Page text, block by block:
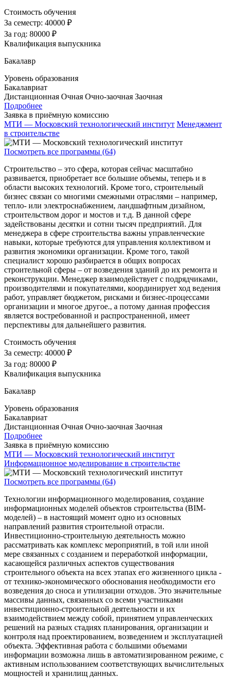
Стоимость обучения
За семестр: 40000 ₽
За год: 80000 ₽
Квалификация выпускника
Бакалавр
Уровень образования
Бакалавриат
Дистанционная Очная Очно-заочная Заочная
Подробнее
Заявка в приёмную комиссию
МТИ — Московский технологический институт Менеджмент
в строительстве
Посмотреть все программы (64)
Строительство – это сфера, которая сейчас масштабно
развивается, приобретает все большие объемы, теперь и в
области высоких технологий. Кроме того, строительный
бизнес связан со многими смежными отраслями – например,
тепло- или электроснабжением, ландшафтным дизайном,
строительством дорог и мостов и т.д. В данной сфере
задействованы десятки и сотни тысяч предприятий. Для
менеджера в сфере строительства важны управленческие
навыки, которые требуются для управления коллективом и
развития экономики организации. Кроме того, такой
специалист хорошо разбирается в общих вопросах
строительной сферы – от возведения зданий до их ремонта и
реконструкции. Менеджер взаимодействует с подрядчиками,
производителями и покупателями, координирует ход ведения
работ, управляет бюджетом, рисками и бизнес-процессами
организации и многое другое., а потому данная профессия
является востребованной и распространенной, имеет
перспективы для дальнейшего развития.
Стоимость обучения
За семестр: 40000 ₽
За год: 80000 ₽
Квалификация выпускника
Бакалавр
Уровень образования
Бакалавриат
Дистанционная Очная Очно-заочная Заочная
Подробнее
Заявка в приёмную комиссию
МТИ — Московский технологический институт
Информационное моделирование в строительстве
Посмотреть все программы (64)
Технологии информационного моделирования, создание
информационных моделей объектов строительства (BIM-
моделей) – в настоящий момент одно из основных
направлений развития строительной отрасли.
Инвестиционно-строительную деятельность можно
рассматривать как комплекс мероприятий, в той или иной
мере связанных с созданием и переработкой информации,
касающейся различных аспектов существования
строительного объекта на всех этапах его жизненного цикла -
от технико-экономического обоснования необходимости его
возведения до сноса и утилизации отходов. Это значительные
массивы данных, связанных со всеми участниками
инвестиционно-строительной деятельности и их
взаимодействием между собой, принятием управленческих
решений на разных стадиях планирования, организации и
контроля над проектированием, возведением и эксплуатацией
объекта. Эффективная работа с большими объемами
информации возможна лишь в автоматизированном режиме, с
активным использованием соответствующих вычислительных
мощностей и хранилищ данных.